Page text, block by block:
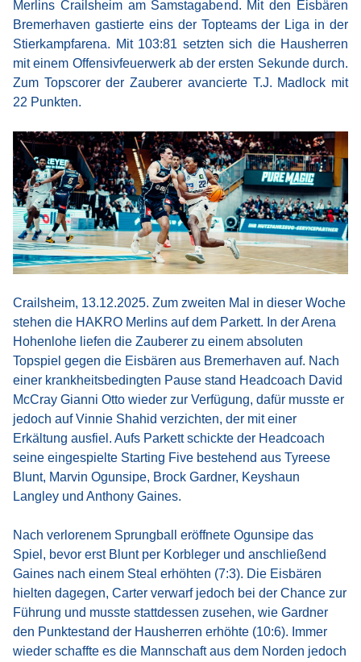
Merlins Crailsheim am Samstagabend. Mit den Eisbären
Bremerhaven gastierte eins der Topteams der Liga in der
Stierkampfarena. Mit 103:81 setzten sich die Hausherren
mit einem Offensivfeuerwerk ab der ersten Sekunde durch.
Zum Topscorer der Zauberer avancierte T.J. Madlock mit
22 Punkten.
Crailsheim, 13.12.2025. Zum zweiten Mal in dieser Woche
stehen die HAKRO Merlins auf dem Parkett. In der Arena
Hohenlohe liefen die Zauberer zu einem absoluten
Topspiel gegen die Eisbären aus Bremerhaven auf. Nach
einer krankheitsbedingten Pause stand Headcoach David
McCray Gianni Otto wieder zur Verfügung, dafür musste er
jedoch auf Vinnie Shahid verzichten, der mit einer
Erkältung ausfiel. Aufs Parkett schickte der Headcoach
seine eingespielte Starting Five bestehend aus Tyreese
Blunt, Marvin Ogunsipe, Brock Gardner, Keyshaun
Langley und Anthony Gaines.
Nach verlorenem Sprungball eröffnete Ogunsipe das
Spiel, bevor erst Blunt per Korbleger und anschließend
Gaines nach einem Steal erhöhten (7:3). Die Eisbären
hielten dagegen, Carter verwarf jedoch bei der Chance zur
Führung und musste stattdessen zusehen, wie Gardner
den Punktestand der Hausherren erhöhte (10:6). Immer
wieder schaffte es die Mannschaft aus dem Norden jedoch